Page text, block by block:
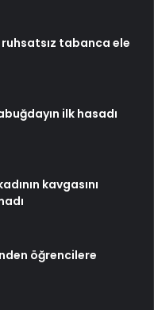
tabanca ele
ilk hasadı
kavgasını
öğrencilere